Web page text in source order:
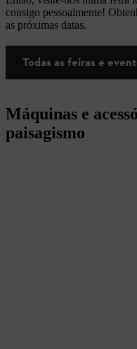
consigo pessoalmente!
as próximas datas.
Todas as feiras e
Máquinas e
paisagismo